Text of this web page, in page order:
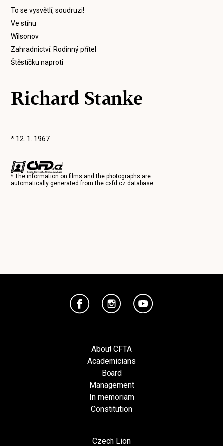
To se vysvětlí, soudruzi!
Ve stínu
Wilsonov
Zahradnictví: Rodinný přítel
Štěstíčku naproti
Richard Stanke
* 12. 1. 1967
* The information on films and the photographs are
automatically generated from thecsfd.cz database.
About CFTA
Academicians
Board
Management
In memoriam
Constitution
Czech Lion